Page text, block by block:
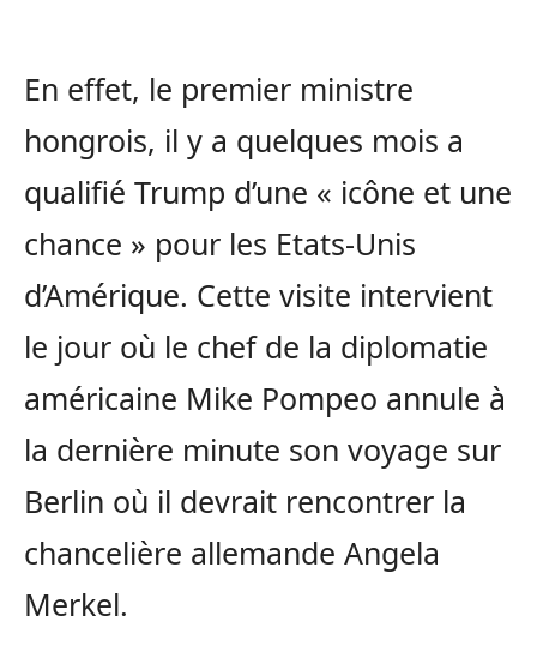
En effet, le premier ministre
hongrois, il y a quelques mois a
qualifié Trump d’une « icône et une
chance » pour les Etats-Unis
d’Amérique. Cette visite intervient
le jour où le chef de la diplomatie
américaine Mike Pompeo annule à
la dernière minute son voyage sur
Berlin où il devrait rencontrer la
chancelière allemande Angela
Merkel.